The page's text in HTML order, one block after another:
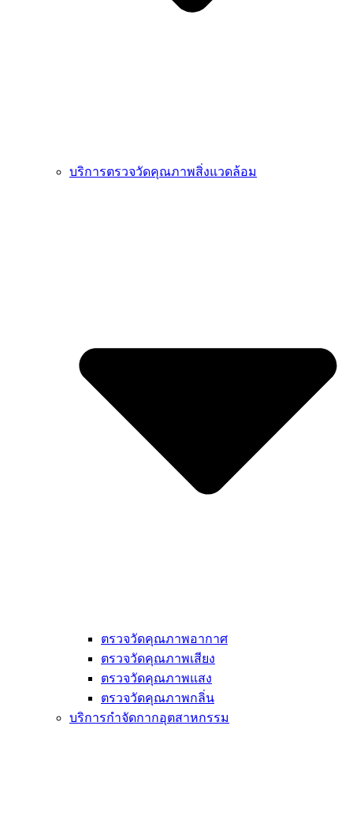
บริการตรวจวัดคุณภาพสิ่งแวดล้อม
ตรวจวัดคุณภาพอากาศ
ตรวจวัดคุณภาพเสียง
ตรวจวัดคุณภาพแสง
ตรวจวัดคุณภาพกลิ่น
บริการกำจัดกากอุตสาหกรรม